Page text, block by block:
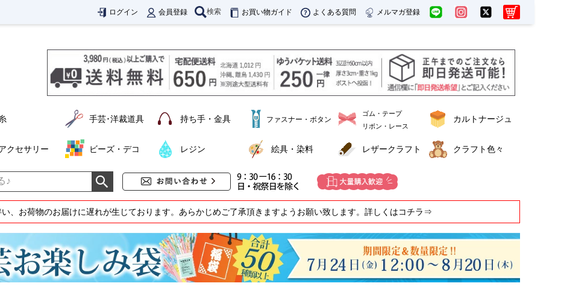
ログイン 会員登録 検索 お買い物ガイド よくある質問 メルマガ登録
手芸･洋裁道具 持ち手・金具 ファスナー・ボタン
ゴム・テープ
リボン・レース
カルトナージュ
クセサリー ビーズ・デコ レジン 絵具・染料 レザークラフト クラフト色々
、お荷物のお届けに遅れが生じております。あらかじめご了承頂きますようお願い致します。詳しくはコチラ⇒